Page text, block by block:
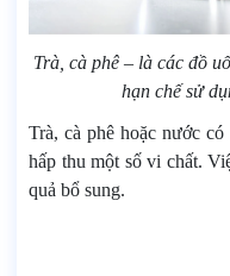
Trà, cà phê – là các đồ
hạn chế sử
Trà, cà phê hoặc nước
hấp thu một số vi chất.
quả bổ sung.